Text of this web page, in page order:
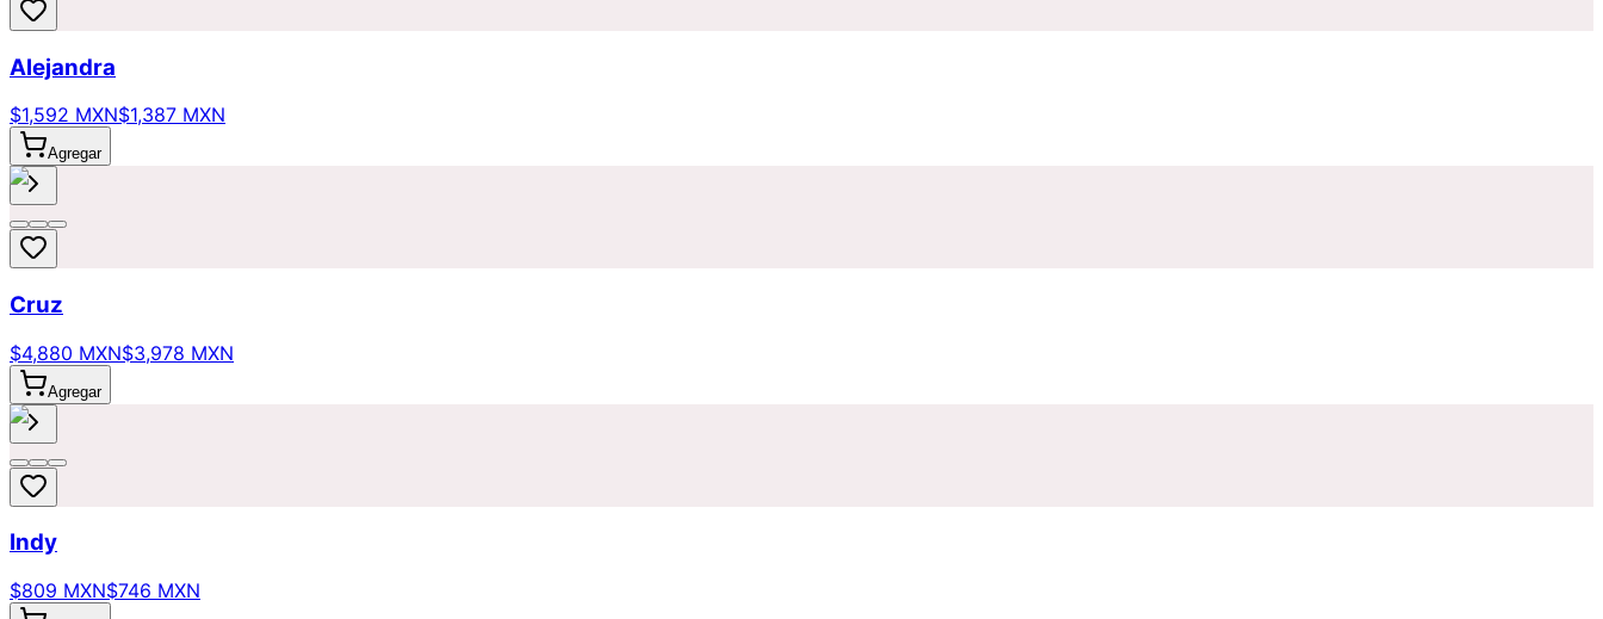
Alejandra
$1,592 MXN$1,387 MXN
Agregar
Cruz
$4,880 MXN$3,978 MXN
Agregar
Indy
$809 MXN$746 MXN